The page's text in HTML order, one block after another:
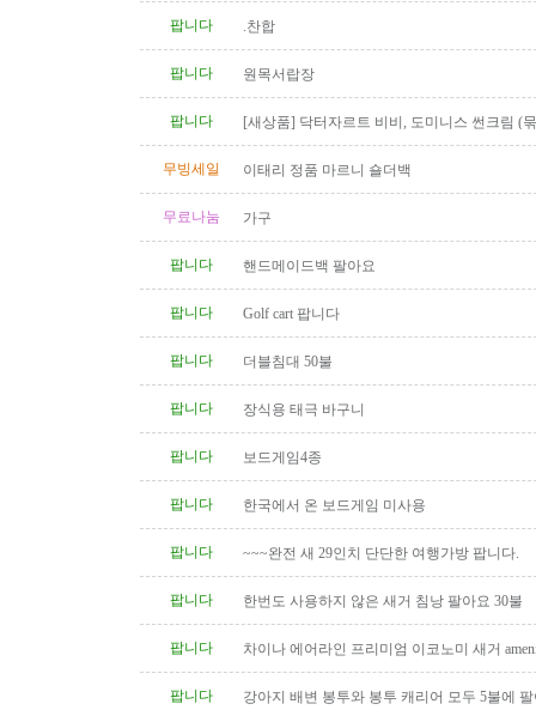
팝니다 .찬합
팝니다 원목서랍장
팝니다
[새상품] 닥터자르트 비비, 도미니스 썬크림 (
무빙세일
이태리 정품 마르니 숄더백
무료나눔 가구
팝니다 핸드메이드백 팔아요
팝니다 Golf cart 팝니다
팝니다 더블침대 50불
팝니다 장식용 태극 바구니
팝니다 보드게임4종
팝니다 한국에서 온 보드게임 미사용
팝니다 ~~~완전 새 29인치 단단한 여행가방 팝니다.
팝니다 한번도 사용하지 않은 새거 침낭 팔아요 30불
팝니다 차이나 에어라인 프리미엄 이코노미 새거
팝니다 강아지 배변 봉투와 봉투 캐리어 모두 5불에